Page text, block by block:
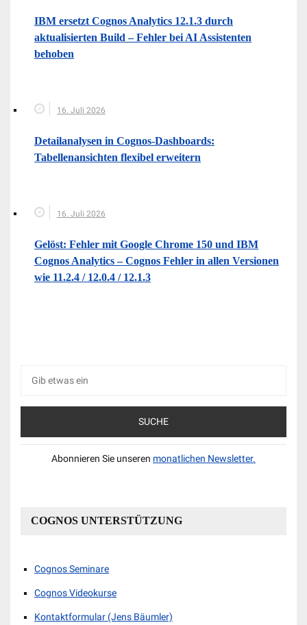
IBM ersetzt Cognos Analytics 12.1.3 durch
aktualisierten Build – Fehler bei AI Assistenten
behoben
16. Juli 2026
Detailanalysen in Cognos-Dashboards:
Tabellenansichten flexibel erweitern
16. Juli 2026
Gelöst: Fehler mit Google Chrome 150 und IBM
Cognos Analytics – Cognos Fehler in allen Versionen
wie 11.2.4 / 12.0.4 / 12.1.3
nach:
Abonnieren Sie unseren monatlichen Newsletter.
COGNOS UNTERSTÜTZUNG
Cognos Seminare
Cognos Videokurse
Kontaktformular (Jens Bäumler)